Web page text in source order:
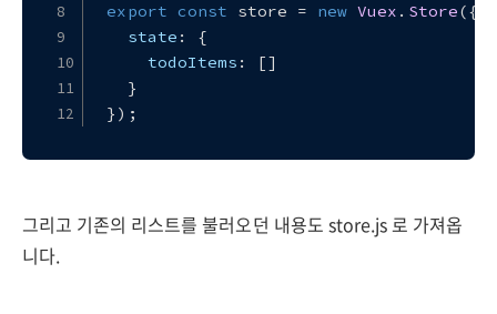
export const store = new Vuex . Store({
state : {
todoItems : []
  }
});
그리고 기존의 리스트를 불러오던 내용도 store.js 로 가져옵
니다.